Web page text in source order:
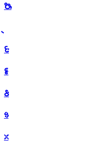
ᳬ
ᳮ
ᳯ
ᳰ
ᳱ
ᳲ